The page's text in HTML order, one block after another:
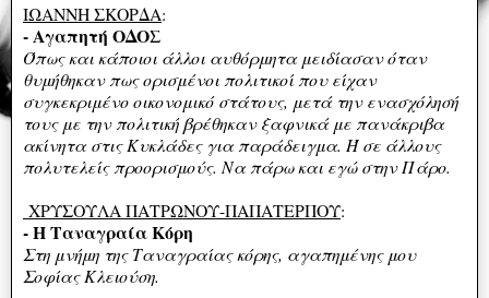
ΙΩΑΝΝΗ ΣΚΟΡΔΑ:
- Αγαπητή ΟΔΟΣ
Όπως και κάποιοι άλλοι αυθόρμητα μειδίασαν όταν
θυμήθηκαν πως ορισμένοι πολιτικοί που είχαν
συγκεκριμένο οικονομικό στάτους, μετά την ενασχόλησή
τους με την πολιτική βρέθηκαν ξαφνικά με πανάκριβα
ακίνητα στις Κυκλάδες για παράδειγμα. Ή σε άλλους
πολυτελείς προορισμούς. Να πάρω και εγώ στην Πάρο.
ΧΡΥΣΟΥΛΑ ΠΑΤΡΩΝΟΥ-ΠΑΠΑΤΕΡΠΟΥ:
- Η Ταναγραία Κόρη
Στη μνήμη της Ταναγραίας κόρης, αγαπημένης μου
Σοφίας Κλειούση.